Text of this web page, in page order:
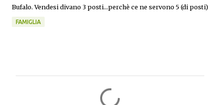
Bufalo. Vendesi divano 3 posti...perchè ce ne servono 5 (di posti)
FAMIGLIA